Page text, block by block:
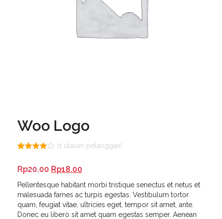
Woo Logo
5
penilaian
pelanggan
(1 ulasan pelanggan)
Rp20.00 Harga
adalah:
Rp20.00.
Rp18.00
ini
adalah:
Rp18.00.
Pellentesque habitant morbi tristique senectus et netus et
malesuada fames ac turpis egestas. Vestibulum tortor
quam, feugiat vitae, ultricies eget, tempor sit amet, ante.
Donec eu libero sit amet quam egestas semper. Aenean